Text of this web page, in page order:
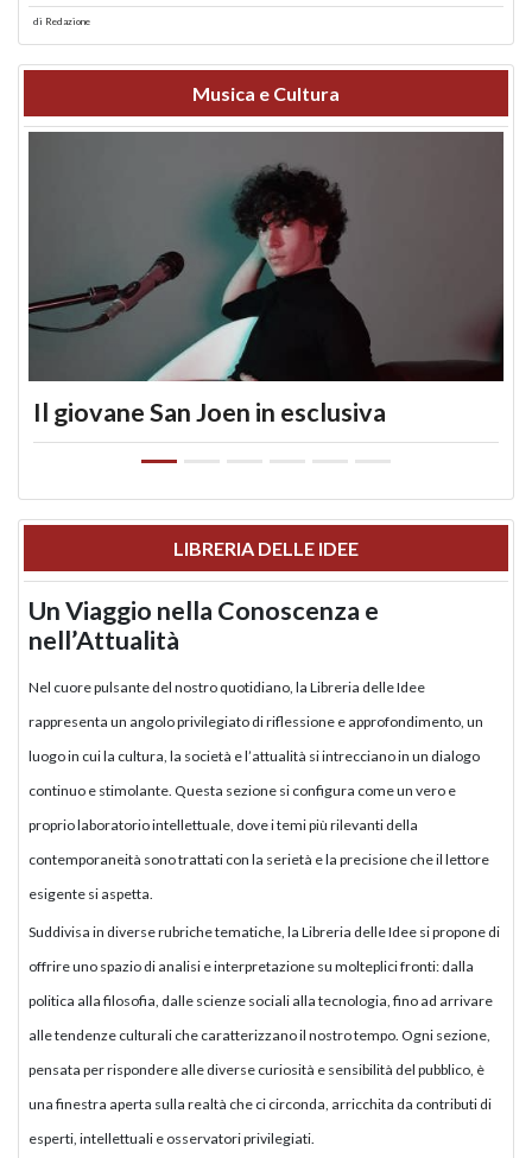
di Redazione
Musica e Cultura
Il giovane San Joen in esclusiva
LIBRERIA DELLE IDEE
Un Viaggio nella Conoscenza e
nell’Attualità
Nel cuore pulsante del nostro quotidiano, la Libreria delle Idee
rappresenta un angolo privilegiato di riflessione e approfondimento, un
luogo in cui la cultura, la società e l’attualità si intrecciano in un dialogo
continuo e stimolante. Questa sezione si configura come un vero e
proprio laboratorio intellettuale, dove i temi più rilevanti della
contemporaneità sono trattati con la serietà e la precisione che il lettore
esigente si aspetta.
Suddivisa in diverse rubriche tematiche, la Libreria delle Idee si propone di
offrire uno spazio di analisi e interpretazione su molteplici fronti: dalla
politica alla filosofia, dalle scienze sociali alla tecnologia, fino ad arrivare
alle tendenze culturali che caratterizzano il nostro tempo. Ogni sezione,
pensata per rispondere alle diverse curiosità e sensibilità del pubblico, è
una finestra aperta sulla realtà che ci circonda, arricchita da contributi di
esperti, intellettuali e osservatori privilegiati.